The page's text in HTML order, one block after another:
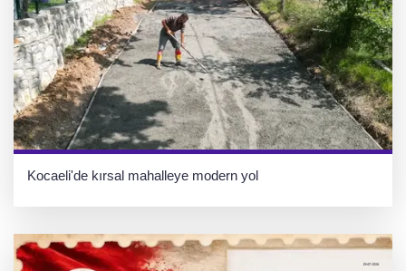
Kocaeli'de kırsal mahalleye modern yol